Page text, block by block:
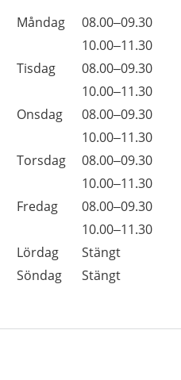
Dag
Öppettider
Kommentarer
Måndag
08.00–09.30
10.00–11.30
Tisdag
08.00–09.30
10.00–11.30
Onsdag
08.00–09.30
10.00–11.30
Torsdag
08.00–09.30
10.00–11.30
Fredag
08.00–09.30
10.00–11.30
Lördag
Stängt
Söndag
Stängt